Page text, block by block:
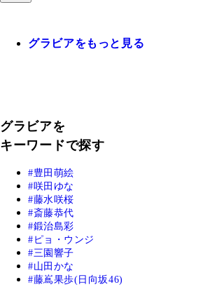
グラビアをもっと見る
グラビアを
キーワードで探す
豊田萌絵
咲田ゆな
藤水咲桜
斎藤恭代
鍛治島彩
ピョ・ウンジ
三園響子
山田かな
藤嶌果歩(日向坂46)